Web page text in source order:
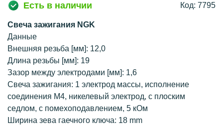
Есть в наличии Код: 7795
Свеча зажигания NGK
Данные
Внешняя резьба [мм]: 12,0
Длина резьбы [мм]: 19
Зазор между электродами [мм]: 1,6
Свеча зажигания: 1 электрод массы, исполнение
соединения М4, никелевый электрод, с плоским
седлом, с помехоподавлением, 5 кОм
Ширина зева гаечного ключа: 18 mm